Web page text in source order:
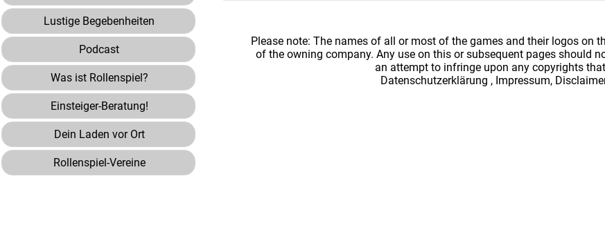
Lustige Begebenheiten
Podcast
Was ist Rollenspiel?
Einsteiger-Beratung!
Dein Laden vor Ort
Rollenspiel-Vereine
Please note: The names of all or most of the games and their logos on
of the owning company. Any use on this or subsequent pages should
an attempt to infringe upon any copyrights
Datenschutzerklärung , Impressum,